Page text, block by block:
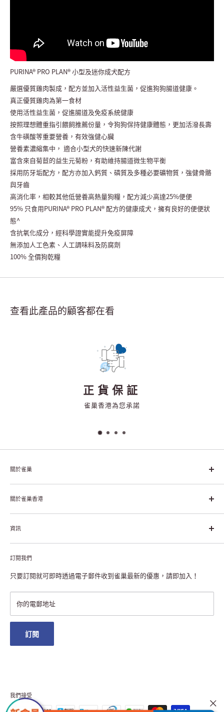
PURINA® PRO PLAN® 小型及迷你成犬配方
嚴選優質雞肉製成，配方並加入活性益生菌，促進狗狗腸道健康。
真正優質雞肉為第一食材
使用活性益生菌，促進腸道及免疫系統健康
按照理想體重指引餵飼推薦份量，令狗狗保持健康體態，更加活潑長壽
含牛磺酸等重要營養，有效強健心臟
營養素濃縮集中， 適合小型犬的快速新陳代謝
富含來自菊苣的益生元菊粉，有助維持腸道微生物平衡
採用防牙垢配方，配方亦加入鈣質、磷質及多種必要礦物質，強健骨骼
與牙齒
高消化率，相較其他低營養高熱量狗糧，配方減少高達25%便便
95% 只食用PURINA® PRO PLAN® 配方的健康成犬，擁有良好的便便狀
態^
含抗氧化成分，經科學證實能提升免疫屏障
無添加人工色素、人工調味料及防腐劑
100% 全價狗乾糧
查看此產品的顧客都在看
正貨保証
雀巢香港為您承諾
關於雀巢
雀巢集團起源於1866年的瑞士，目前是全球領先的「營養、健康、
幸福生活」企業。雀巢的目標是「我們充分發掘食品的力量，提升
關於雀巢香港
關於雀巢香港
雀巢香港創造共享價值
聯絡我們
私隱聲明
註冊NESCAFÉ® Dolce Gusto®咖啡機
資訊
付款及送貨
退貨或更換
常見問題
雀巢會員獎賞
澳門地區送貨
訂閱我們
只要訂閱就可即時透過電子郵件收到雀巢最新的優惠，請即加入！
你的電郵地址
訂閱
我們接受